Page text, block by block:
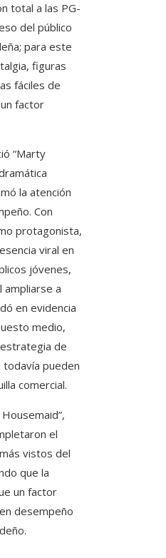
total a las PG-
del público
para este
figuras
fáciles de
factor
“Marty
la atención
Con
protagonista,
viral en
jóvenes,
ampliarse a
en evidencia
medio,
de
pueden
comercial.
el
vistos del
que la
un factor
desempeño